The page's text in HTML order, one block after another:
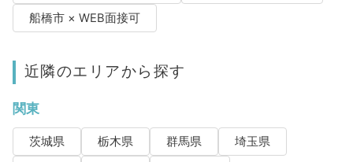
船橋市 × WEB面接可
近隣のエリアから探す
関東
茨城県 栃木県 群馬県
埼玉県